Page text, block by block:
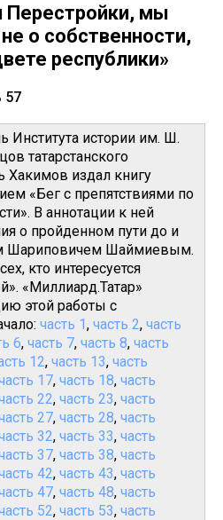
Перестройки, мы
о собственности,
республики»
57
Института истории им. Ш.
татарстанского
Хакимов издал книгу
«Бег с препятствиями по
В аннотации к ней
о пройденном пути до и
Шариповичем Шаймиевым.
кто интересуется
«Миллиард.Татар»
этой работы с
часть 1, часть 2, часть
6, часть 7, часть 8, часть
12, часть 13, часть
17, часть 18, часть
22, часть 23, часть
27, часть 28, часть
32, часть 33, часть
37, часть 38, часть
42, часть 43, часть
47, часть 48, часть
52, часть 53, часть